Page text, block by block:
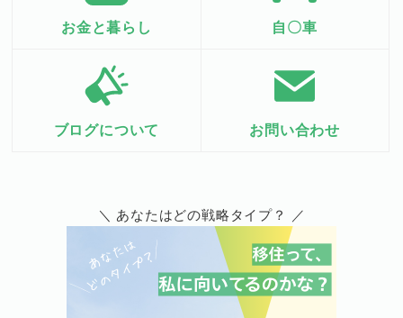
お金と暮らし 自〇車
ブログについて お問い合わせ
＼ あなたはどの戦略タイプ？ ／